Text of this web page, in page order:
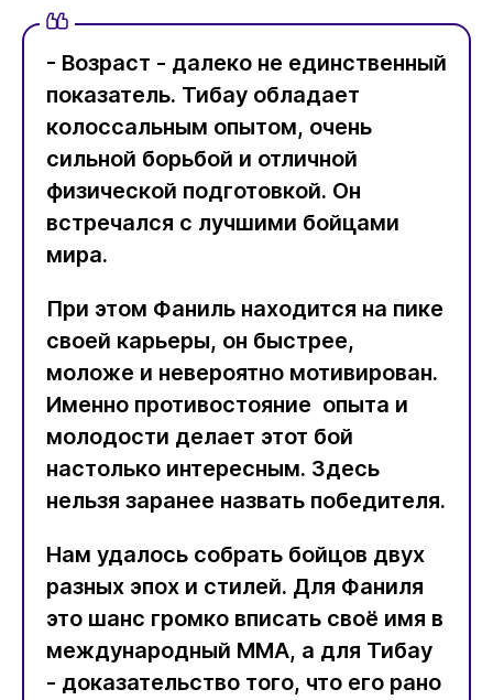
- Возраст - далеко не единственный
показатель. Тибау обладает
колоссальным опытом, очень
сильной борьбой и отличной
физической подготовкой. Он
встречался с лучшими бойцами
мира.
При этом Фаниль находится на пике
своей карьеры, он быстрее,
моложе и невероятно мотивирован.
Именно противостояние опыта и
молодости делает этот бой
настолько интересным. Здесь
нельзя заранее назвать победителя.
Нам удалось собрать бойцов двух
разных эпох и стилей. Для Фаниля
это шанс громко вписать своё имя в
международный ММА, а для Тибау
- доказательство того, что его рано